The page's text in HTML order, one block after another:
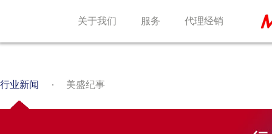
关于我们 服务 代理经销
行业新闻 美盛纪事